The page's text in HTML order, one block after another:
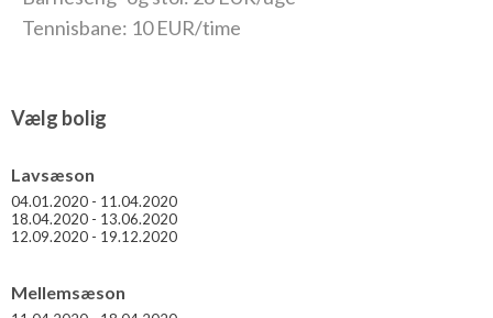
små havnebyer og deres hyggelige restauranter og eksotiske
Tennisbane: 10 EUR/time
Vælg bolig
Lavsæson
04.01.2020 - 11.04.2020
18.04.2020 - 13.06.2020
12.09.2020 - 19.12.2020
Mellemsæson